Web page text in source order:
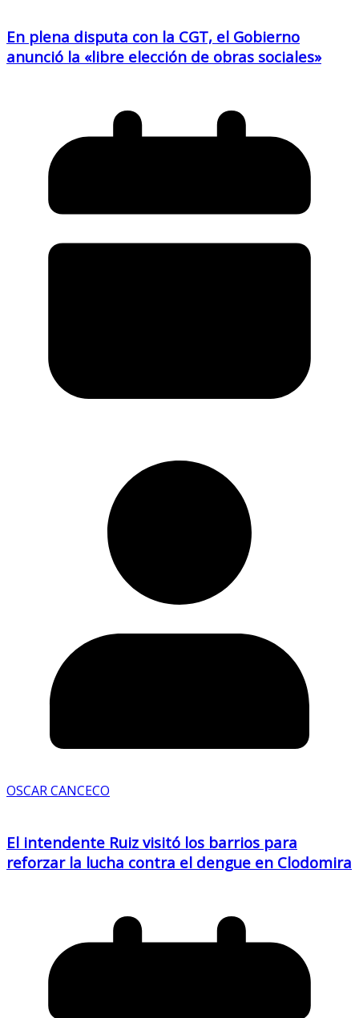
En plena disputa con la CGT, el Gobierno
anunció la «libre elección de obras sociales»
OSCAR CANCECO
El intendente Ruiz visitó los barrios para
reforzar la lucha contra el dengue en Clodomira